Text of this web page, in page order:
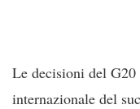
Le decisioni del
internazionale del